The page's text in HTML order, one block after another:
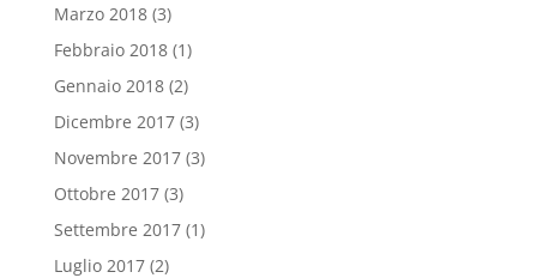
Marzo 2018(3)
Febbraio 2018(1)
Gennaio 2018(2)
Dicembre 2017(3)
Novembre 2017(3)
Ottobre 2017(3)
Settembre 2017(1)
Luglio 2017(2)